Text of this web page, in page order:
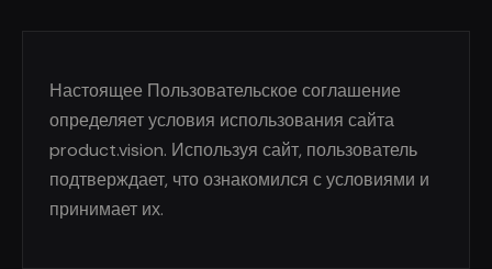
Настоящее Пользовательское соглашение
определяет условия использования сайта
product.vision. Используя сайт, пользователь
подтверждает, что ознакомился с условиями и
принимает их.